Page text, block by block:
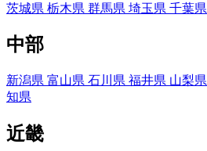
茨城県 栃木県 群馬県 埼玉県 千葉県
中部
新潟県 富山県 石川県 福井県 山梨県
知県
近畿